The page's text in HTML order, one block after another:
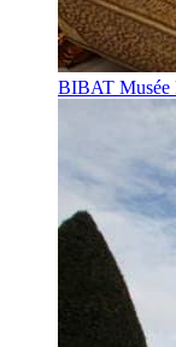
BIBAT Musée